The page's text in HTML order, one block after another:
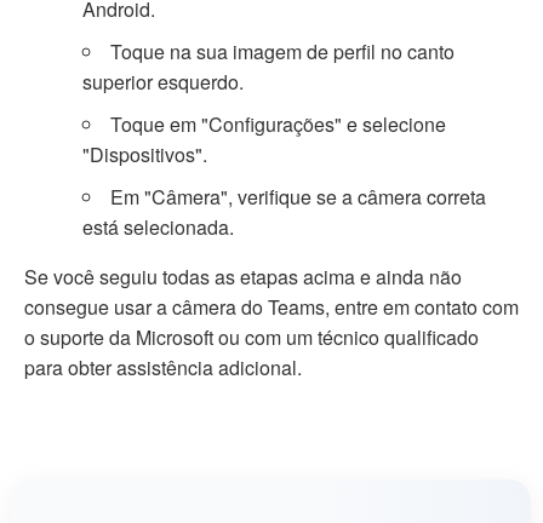
Android.
Toque na sua imagem de perfil no canto
superior esquerdo.
Toque em "Configurações" e selecione
"Dispositivos".
Em "Câmera", verifique se a câmera correta
está selecionada.
Se você seguiu todas as etapas acima e ainda não
consegue usar a câmera do Teams, entre em contato com
o suporte da Microsoft ou com um técnico qualificado
para obter assistência adicional.